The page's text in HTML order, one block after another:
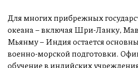
Для многих прибрежных
океана – включая Шри-Ланку,
Мьянму – Индия остается
военно-морской подготовки.
обучение в индийских